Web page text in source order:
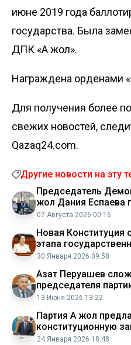
июне 2019 года
государства. Была
ДПК «Ақ жол».
Награждена орденами
Для получения более
свежих новостей,
Qazaq24.com.
Другие новости на эту
Председатель
жол Дания Еспаева
в Таразе
07 Августа 2026 00:16
Новая Конституция
этапа
30 Января 2026 09:58
Азат Перуашев
председателя
13 Июня 2026 13:22
Партия Ақ жол
конституционную
24 Января 2026 18:48